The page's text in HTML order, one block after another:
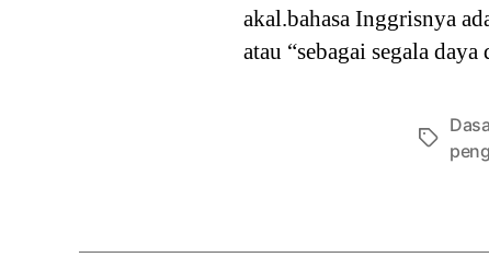
akal.bahasa Inggrisnya
atau “sebagai segala
Tags